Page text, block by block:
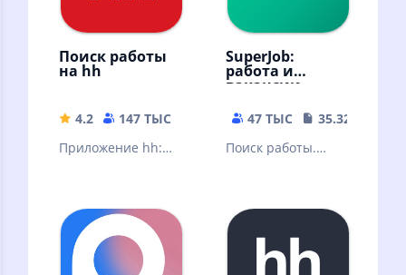
Поиск работы
на hh
4.2 147 ТЫС
143.16 MB
Приложение hh:
SuperJob:
работа и
вакансии
47 ТЫС
35.32 MB
Поиск работы.